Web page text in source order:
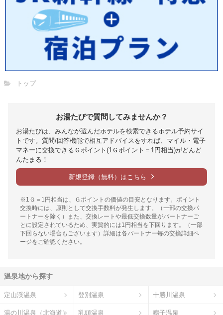
トップ
お湯たびで質問してみませんか？
お湯たびは、みんなが選んだホテルを検索できるホテル予約サイ
トです。質問/回答機能で相互アドバイスをすれば、マイル・電子
マネーに交換できるＧポイント(1Ｇポイント＝1円相当)がどんど
んたまる！
新規登録（無料）はこちら
※1Ｇ＝1円相当は、Ｇポイントの価値の目安となります。ポイント
交換時には、原則として交換手数料が発生します。（一部の交換パ
ートナーを除く）また、交換レートや最低交換数量がパートナーご
とに設定されているため、実質的には1円相当を下回ります。（一部
下回らない場合もございます）詳細は各パートナー毎の交換詳細ペ
ージをご確認ください。
温泉地から探す
定山渓温泉 登別温泉 十勝川温泉
湯の川温泉（北海道） 乳頭温泉 鳴子温泉